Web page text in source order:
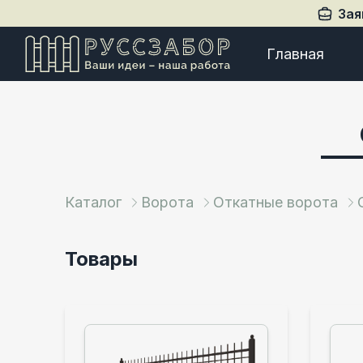
Главная
Каталог Ворота Откатные ворота
Товары